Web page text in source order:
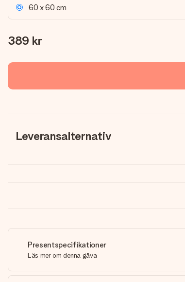
60 x 60 cm
389 kr
Leveransalternativ
Presentspecifikationer
Läs mer om denna gåva